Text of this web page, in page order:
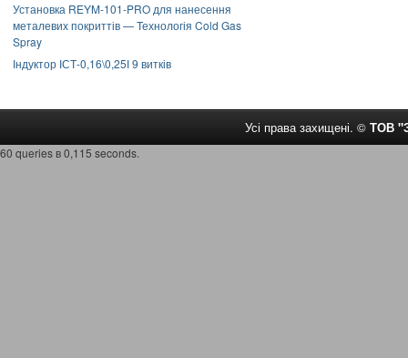
Установка REYM-101-PRO для нанесення
металевих покриттів — Технологія Cold Gas
Spray
Індуктор ІСТ-0,16\0,25І 9 витків
Усі права захищені. © ТОВ
60 queries в 0,115 seconds.